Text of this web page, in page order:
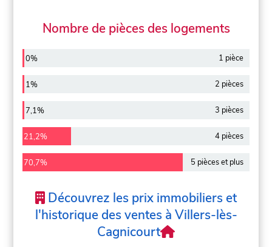
Nombre de pièces des logements
0% 1 pièce
1% 2 pièces
7,1% 3 pièces
21,2% 4 pièces
70,7% 5 pièces et plus
Découvrez les prix immobiliers et
l'historique des ventes à Villers-lès-
Cagnicourt